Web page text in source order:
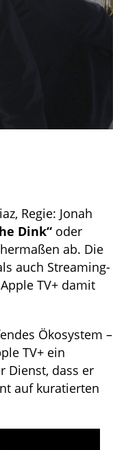
Regie: Jonah
Dink“ oder
ab. Die
auch Streaming-
TV+ damit
Ökosystem –
TV+ ein
Dienst, dass er
auf kuratierten